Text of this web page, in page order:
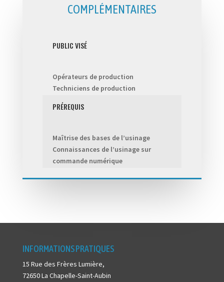
COMPLÉMENTAIRES
PUBLIC VISÉ
Opérateurs de production
Techniciens de production
PRÉREQUIS
Maîtrise des bases de l’usinage
Connaissances de l’usinage sur
commande numérique
INFORMATIONS PRATIQUES
15 Rue des Frères Lumière,
72650 La Chapelle-Saint-Aubin